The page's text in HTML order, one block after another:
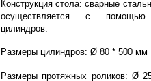
Конструкция стола: сварные
осуществляется с помощью
цилиндров.
Размеры цилиндров: Ø 80 * 500 мм
Размеры протяжных роликов: Ø